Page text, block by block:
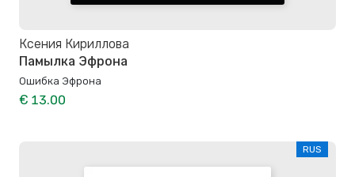
Ксения Кириллова
Памылка Эфрона
Ошибка Эфрона
€ 13.00
RUS